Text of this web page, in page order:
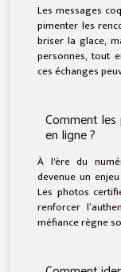
Les messages
pimenter les
briser la glace,
personnes, tout
ces échanges
Comment
en ligne ?
À l'ère du
devenue un
Les photos
renforcer
méfiance règne